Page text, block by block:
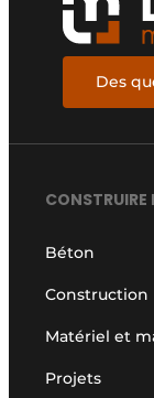
Des
CONSTRUIRE
Béton
Construction
Matériel et
Projets